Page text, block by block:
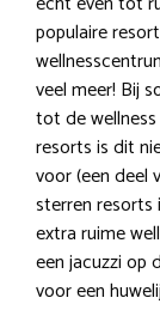
populaire
veel meer! Bij
tot de
resorts is dit
voor (een deel
sterren resorts
extra ruime
een jacuzzi op
voor een